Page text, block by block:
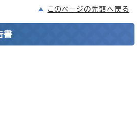
このページの先頭へ戻る
書